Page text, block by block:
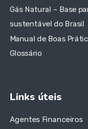
Gás Natural – Base
sustentável do Brasil
Manual de Boas
Glossário
Links úteis
Agentes Financeiros